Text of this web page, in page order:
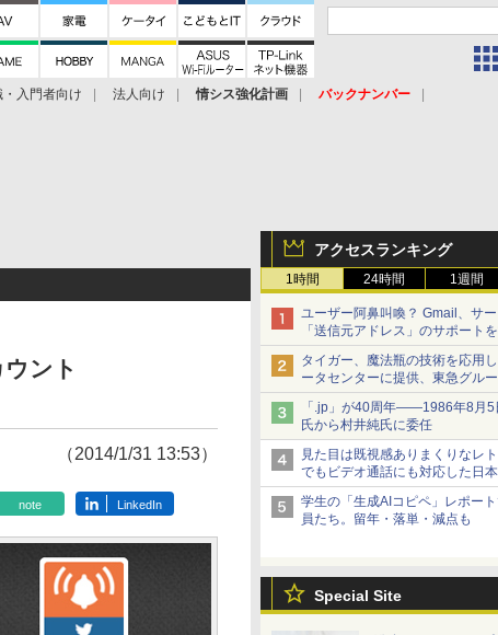
入門者向け 法人向け 情シス強化計画
バックナンバー
アクセスランキング
1時間 24時間 1週間
ユーザー阿鼻叫喚？ Gmail、サ
「送信元アドレス」のサポート
【やじうまWatch】
タイガー、魔法瓶の技術を応用
ータセンターに提供、東急グル
で 「ステンレス密封真空断熱
「.jp」が40周年――1986年8月5
氏から村井純氏に委任
見た目は既視感ありまくりなレト
でもビデオ通話にも対応した日
アプリが登場【やじうまWatch】
学生の「生成AIコピペ」レポー
員たち。留年・落単・減点も
Special Site
ント
（2014/1/31 13:53）
note LinkedIn